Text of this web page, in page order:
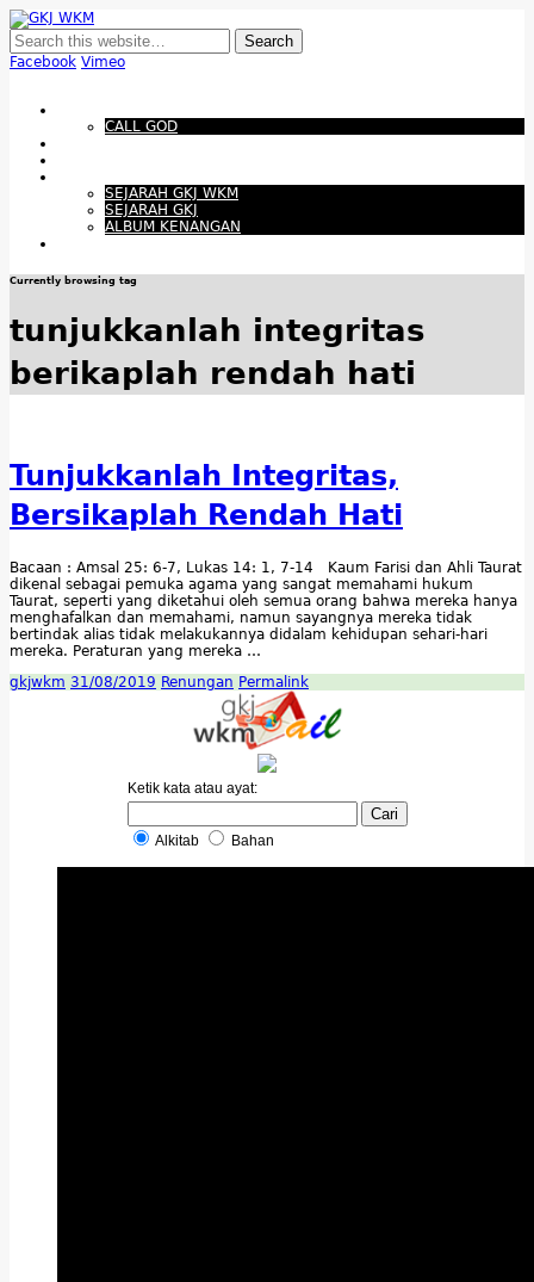
Membangun Gereja Kokoh melalui Pelayanan Holistik, Teknologi, dan
Budaya Apresiatif
Facebook Vimeo
CALL GOD
SEJARAH GKJ WKM
SEJARAH GKJ
ALBUM KENANGAN
Currently browsing tag
tunjukkanlah integritas
berikaplah rendah hati
Tunjukkanlah Integritas,
Bersikaplah Rendah Hati
Bacaan : Amsal 25: 6-7, Lukas 14: 1, 7-14 Kaum Farisi dan Ahli Taurat
dikenal sebagai pemuka agama yang sangat memahami hukum
Taurat, seperti yang diketahui oleh semua orang bahwa mereka hanya
menghafalkan dan memahami, namun sayangnya mereka tidak
bertindak alias tidak melakukannya didalam kehidupan sehari-hari
mereka. Peraturan yang mereka …
gkjwkm 31/08/2019 Renungan Permalink
Ketik kata atau ayat:
Alkitab Bahan